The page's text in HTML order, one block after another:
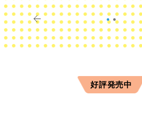
きに
好評発売中